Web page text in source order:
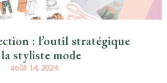
: l’outil stratégique
styliste mode
août 14, 2024